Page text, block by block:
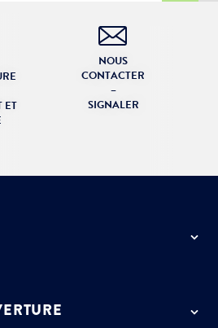
ET
NOUS
CONTACTER
–
SIGNALER